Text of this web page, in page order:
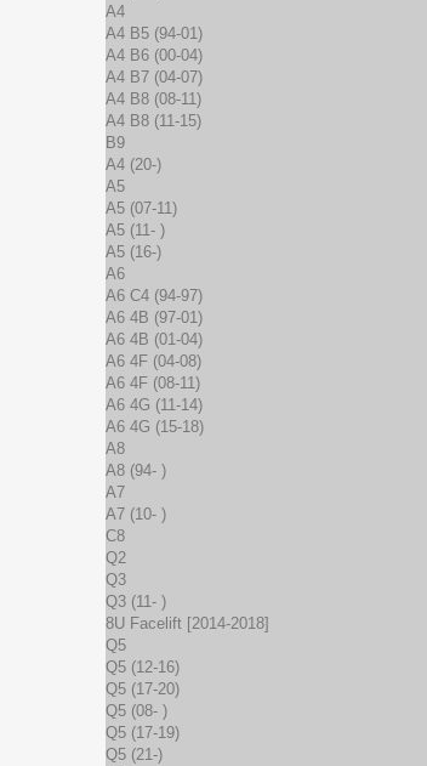
A4
A4 B5 (94-01)
A4 B6 (00-04)
A4 B7 (04-07)
A4 B8 (08-11)
A4 B8 (11-15)
B9
A4 (20-)
A5
A5 (07-11)
A5 (11- )
A5 (16-)
A6
A6 C4 (94-97)
A6 4B (97-01)
A6 4B (01-04)
A6 4F (04-08)
A6 4F (08-11)
A6 4G (11-14)
A6 4G (15-18)
A8
A8 (94- )
A7
A7 (10- )
C8
Q2
Q3
Q3 (11- )
8U Facelift [2014-2018]
Q5
Q5 (12-16)
Q5 (17-20)
Q5 (08- )
Q5 (17-19)
Q5 (21-)